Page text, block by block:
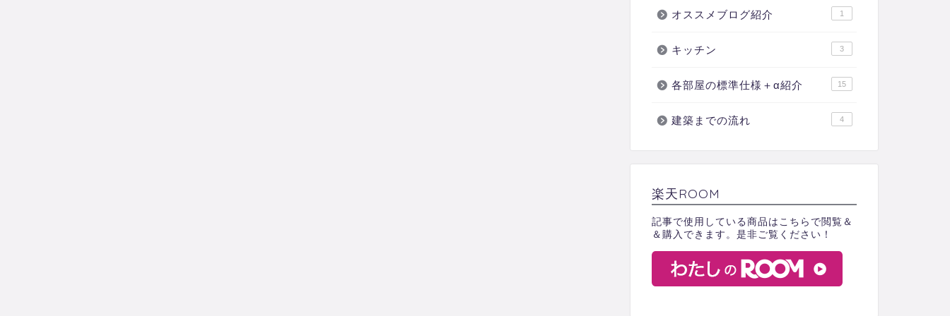
オススメブログ紹介 1
キッチン 3
各部屋の標準仕様＋α紹介 15
建築までの流れ 4
楽天ROOM
記事で使用している商品はこちらで閲覧＆
＆購入できます。是非ご覧ください！